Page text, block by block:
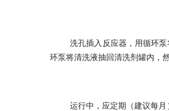
洗孔插入反应器，用循环
环泵将清洗液抽回清洗剂罐内，
运行中，应定期（建议每